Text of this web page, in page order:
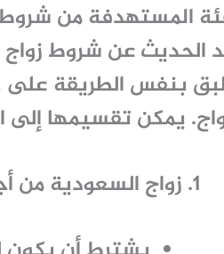
المستهدفة من
الحديث عن شروط
بنفس الطريقة على
يمكن تقسيمها إلى
زواج السعودية من